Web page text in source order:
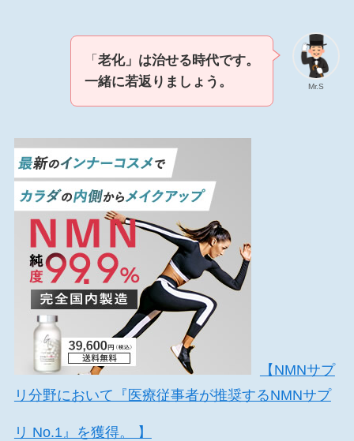
Mr.S
「老化」は治せる時代です。
一緒に若返りましょう。
【NMNサプ
リ分野において『医療従事者が推奨するNMNサプ
リ No.1』を獲得。 】